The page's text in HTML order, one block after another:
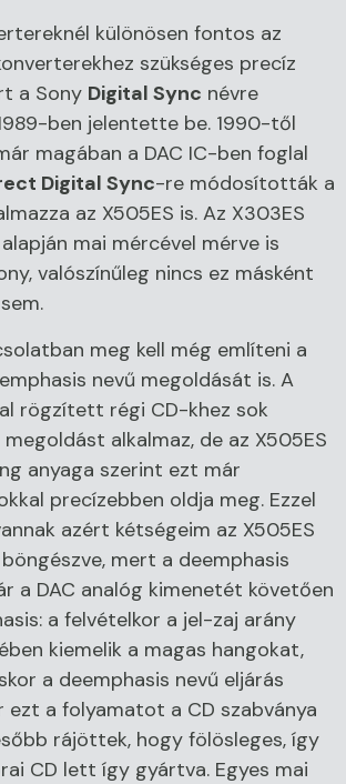
különösen fontos az
szükséges precíz
a Sony Digital Sync névre
ben jelentette be. 1990-től
magában a DAC IC-ben foglal
Digital Sync-re módosították a
az X505ES is. Az X303ES
mai mércével mérve is
valószínűleg nincs ez másként
meg kell még említeni a
nevű megoldását is. A
rögzített régi CD-khez sok
alkalmaz, de az X505ES
anyaga szerint ezt már
precízebben oldja meg. Ezzel
azért kétségeim az X505ES
mert a deemphasis
a DAC analóg kimenetét követően
a felvételkor a jel-zaj arány
kiemelik a magas hangokat,
a deemphasis nevű eljárás
ezt a folyamatot a CD szabványa
rájöttek, hogy fölösleges, így
CD lett így gyártva. Egyes mai